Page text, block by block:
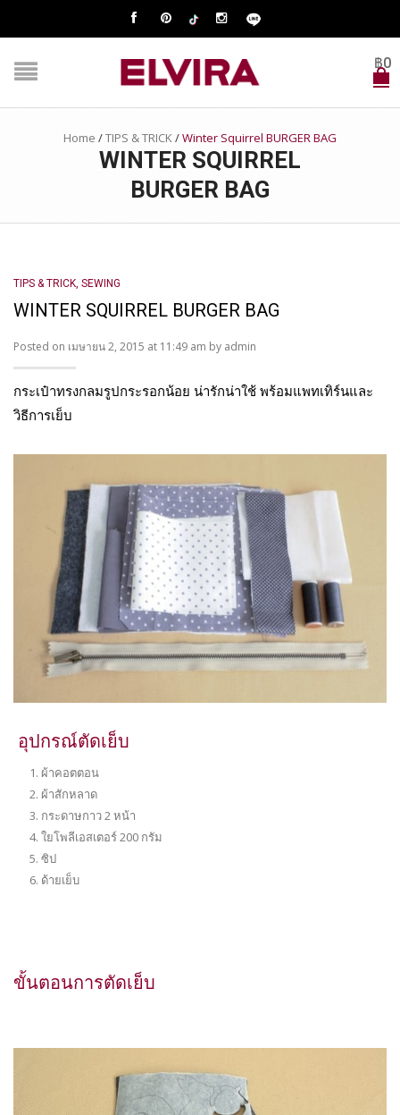
฿0
Home /TIPS & TRICK/Winter Squirrel BURGER BAG
WINTER SQUIRREL
BURGER BAG
TIPS & TRICK, SEWING
WINTER SQUIRREL BURGER BAG
Posted on เมษายน 2, 2015 at 11:49 am by admin
กระเป๋าทรงกลมรูปกระรอกน้อย น่ารักน่าใช้ พร้อมแพทเทิร์นและ
วิธีการเย็บ
อุปกรณ์ตัดเย็บ
1. ผ้าคอตตอน
2. ผ้าสักหลาด
3. กระดาษกาว 2 หน้า
4. ใยโพลีเอสเตอร์ 200 กรัม
5. ซิป
6. ด้ายเย็บ
ขั้นตอนการตัดเย็บ